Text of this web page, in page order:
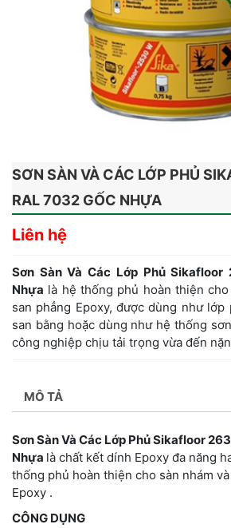
SƠN SÀN VÀ CÁC LỚP PHỦ
RAL 7032 GỐC NHỰA
Liên hệ
Sơn Sàn Và Các Lớp Phủ Sikafloor
Nhựa là hệ thống phủ hoàn thiện
san phẳng Epoxy, được dùng như
san bằng hoặc dùng như hệ thống
công nghiệp chịu tải trọng vừa đến
MÔ TẢ
Sơn Sàn Và Các Lớp Phủ Sikafloor
Nhựa là chất kết dính Epoxy đa năng
thống phủ hoàn thiện cho sàn nhám
Epoxy .
CÔNG DỤNG